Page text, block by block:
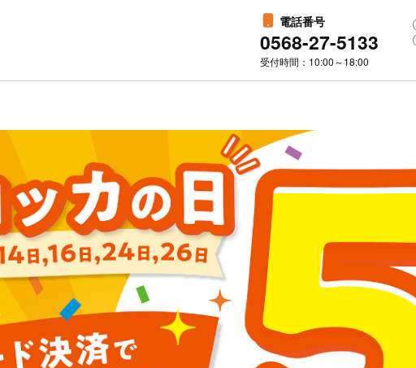
電話番号
0568-27-5133
受付時間：10:00～18:00